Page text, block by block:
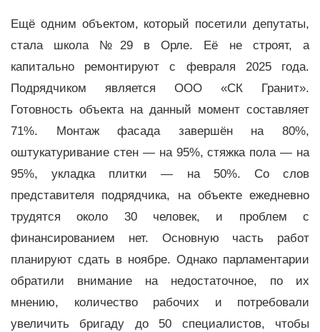
Ещё одним объектом, который посетили депутаты,
стала школа №29 в Орле. Её не строят, а
капитально ремонтируют с февраля 2025 года.
Подрядчиком является ООО «СК Гранит».
Готовность объекта на данный момент составляет
71%. Монтаж фасада завершён на 80%,
оштукатуривание стен — на 95%, стяжка пола — на
95%, укладка плитки — на 50%. Со слов
представителя подрядчика, на объекте ежедневно
трудятся около 30 человек, и проблем с
финансированием нет. Основную часть работ
планируют сдать в ноябре. Однако парламентарии
обратили внимание на недостаточное, по их
мнению, количество рабочих и потребовали
увеличить бригаду до 50 специалистов, чтобы